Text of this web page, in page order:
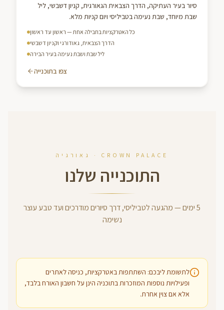
סיור בעיר העתיקה, הדרך הצבאית הגאורגית, קניון דשבשי, ליל
שבת מיוחד, שבת נעימה בטביליסי ויום קניות מלא.
כל האטרקציות בחבילה אחת — ראשון עד ראשון
הדרך הצבאית, גאודורגי וקניון דשבשי
ליל שבת ושבת נעימה בעיר הבירה
צפו בתוכנייה
CROWN PALACE · גאורגיה
התוכנייה שלנו
5ימים—מהגעה לטביליסי, דרך סיורים מודרכים ועד טבע עוצר
נשימה
לתשומת ליבכם: השתתפות באטרקציות, כניסה לאתרים
ופעילויות נוספות המוזכרות בתוכניה הינן על חשבון האורח בלבד,
אלא אם צוין אחרת.